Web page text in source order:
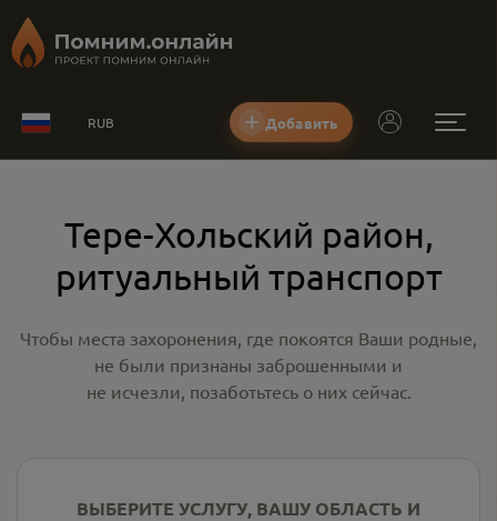
RUB Добавить
Тере-Хольский район,
ритуальный транспорт
Чтобы места захоронения, где покоятся Ваши родные,
не были признаны заброшенными и
не исчезли, позаботьтесь о них сейчас.
ВЫБЕРИТЕ УСЛУГУ, ВАШУ ОБЛАСТЬ И